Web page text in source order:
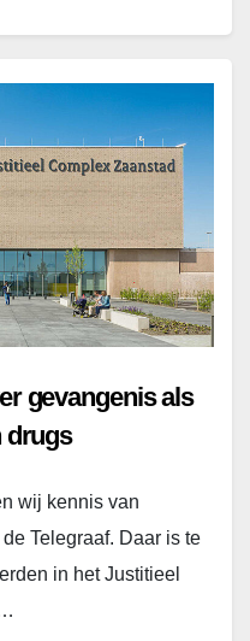
gevangenis als
drugs
wij kennis van
Telegraaf. Daar is te
in het Justitieel